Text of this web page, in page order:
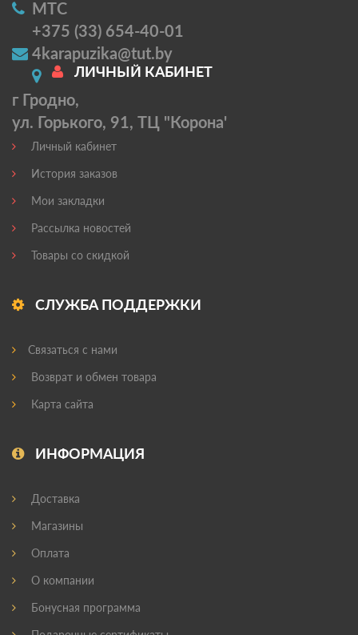
МТС
+375 (33) 654-40-01
4karapuzika@tut.by
г Гродно,
ул. Горького, 91, ТЦ "Корона'
ЛИЧНЫЙ КАБИНЕТ
Личный кабинет
История заказов
Мои закладки
Рассылка новостей
Товары со скидкой
СЛУЖБА ПОДДЕРЖКИ
Связаться с нами
Возврат и обмен товара
Карта сайта
ИНФОРМАЦИЯ
Доставка
Магазины
Оплата
О компании
Бонусная программа